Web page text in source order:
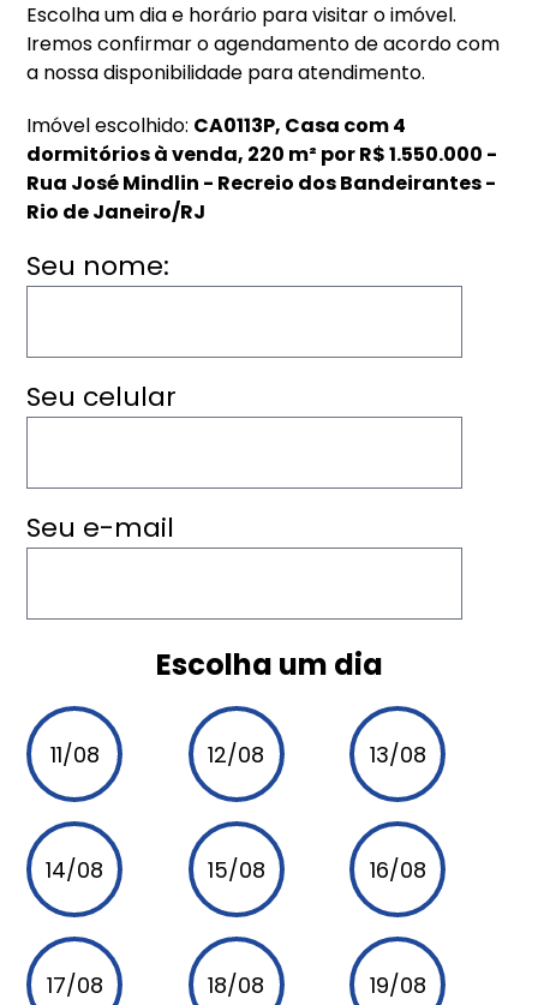
Escolha um dia e horário para visitar o imóvel.
Iremos confirmar o agendamento de acordo com
a nossa disponibilidade para atendimento.
Imóvel escolhido: CA0113P, Casa com 4
dormitórios à venda, 220 m² por R$ 1.550.000 -
Rua José Mindlin - Recreio dos Bandeirantes -
Rio de Janeiro/RJ
Seu nome:
Seu celular
Seu e-mail
Escolha um dia
11/08 12/08 13/08
14/08 15/08 16/08
17/08 18/08 19/08